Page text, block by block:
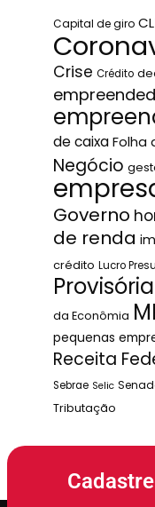
Capital de giro
Crise Crédito
de caixa Folha
Negócio
Governo
de renda
crédito Lucro
Provisória
da Econômia
pequenas
Receita
Sebrae Selic
Tributação